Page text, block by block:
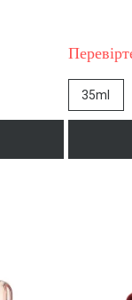
35ml